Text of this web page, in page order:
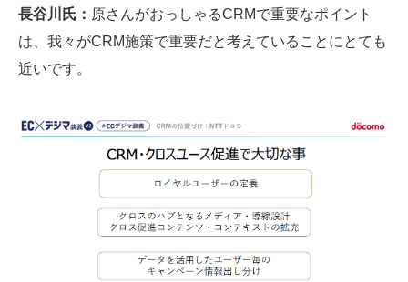
長谷川氏： 原さんがおっしゃるCRMで重要なポイント
は、我々がCRM施策で重要だと考えていることにとても
近いです。